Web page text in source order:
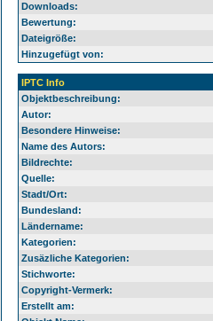
Downloads:
Bewertung:
Dateigröße:
Hinzugefügt von:
IPTC Info
Objektbeschreibung:
Autor:
Besondere Hinweise:
Name des Autors:
Bildrechte:
Quelle:
Stadt/Ort:
Bundesland:
Ländername:
Kategorien:
Zusäzliche Kategorien:
Stichworte:
Copyright-Vermerk:
Erstellt am: